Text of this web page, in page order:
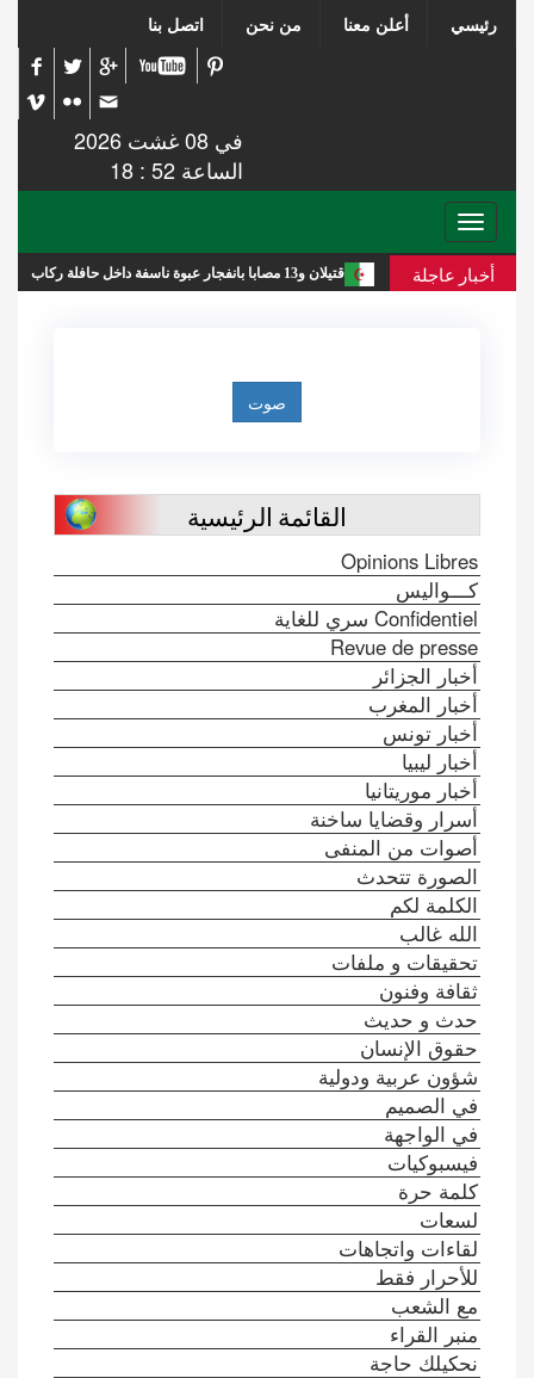
رئيسي أعلن معنا من نحن اتصل بنا
في 08 غشت 2026
الساعة 52 : 18
Toggle
navigation
أخبار عاجلة قتيلان و13 مصابا بانفجار عبوة ناسفة داخل حافلة ركاب بريف دمشق
القائمة الرئيسية
Opinions Libres
كـــواليس
Confidentiel سري للغاية
Revue de presse
أخبار الجزائر
أخبار المغرب
أخبار تونس
أخبار ليبيا
أخبار موريتانيا
أسرار وقضايا ساخنة
أصوات من المنفى
الصورة تتحدث
الكلمة لكم
الله غالب
تحقيقات و ملفات
ثقافة وفنون
حدث و حديث
حقوق الإنسان
شؤون عربية ودولية
في الصميم
في الواجهة
فيسبوكيات
كلمة حرة
لسعات
لقاءات واتجاهات
للأحرار فقط
مع الشعب
منبر القراء
نحكيلك حاجة